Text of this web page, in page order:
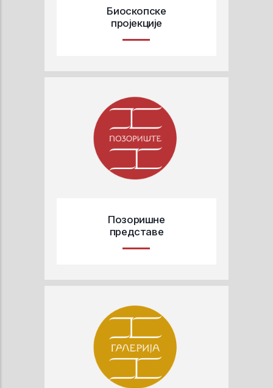
Биоскопске
пројекције
Позоришне
представе